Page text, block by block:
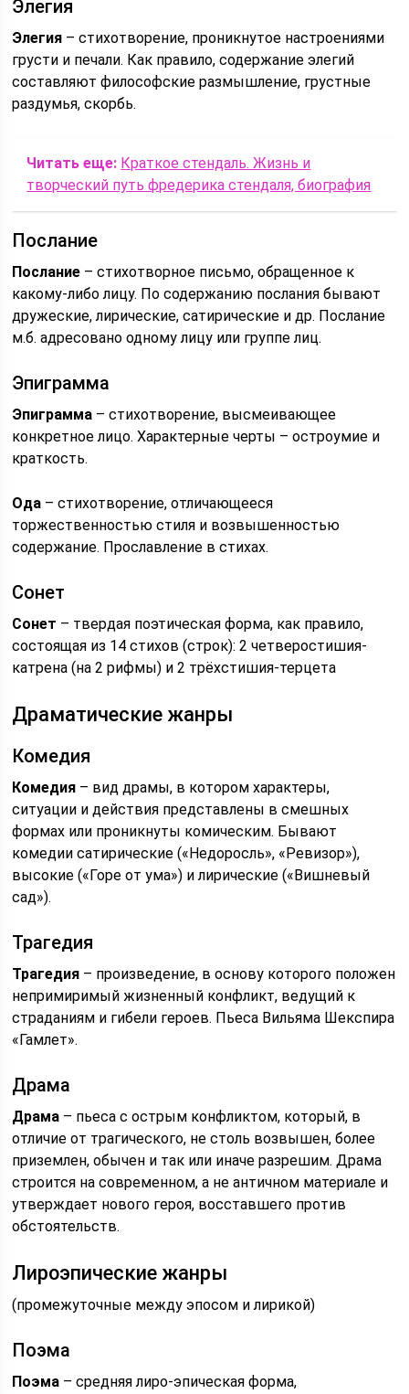
Элегия
Элегия – стихотворение, проникнутое настроениями
грусти и печали. Как правило, содержание элегий
составляют философские размышление, грустные
раздумья, скорбь.
Читать еще: Краткое стендаль. Жизнь и
творческий путь фредерика стендаля, биография
Послание
Послание – стихотворное письмо, обращенное к
какому-либо лицу. По содержанию послания бывают
дружеские, лирические, сатирические и др. Послание
м.б. адресовано одному лицу или группе лиц.
Эпиграмма
Эпиграмма – стихотворение, высмеивающее
конкретное лицо. Характерные черты – остроумие и
краткость.
Ода – стихотворение, отличающееся
торжественностью стиля и возвышенностью
содержание. Прославление в стихах.
Сонет
Сонет – твердая поэтическая форма, как правило,
состоящая из 14 стихов (строк): 2 четверостишия-
катрена (на 2 рифмы) и 2 трёхстишия-терцета
Драматические жанры
Комедия
Комедия – вид драмы, в котором характеры,
ситуации и действия представлены в смешных
формах или проникнуты комическим. Бывают
комедии сатирические («Недоросль», «Ревизор»),
высокие («Горе от ума») и лирические («Вишневый
сад»).
Трагедия
Трагедия – произведение, в основу которого положен
непримиримый жизненный конфликт, ведущий к
страданиям и гибели героев. Пьеса Вильяма Шекспира
«Гамлет».
Драма
Драма – пьеса с острым конфликтом, который, в
отличие от трагического, не столь возвышен, более
приземлен, обычен и так или иначе разрешим. Драма
строится на современном, а не античном материале и
утверждает нового героя, восставшего против
обстоятельств.
Лироэпические жанры
(промежуточные между эпосом и лирикой)
Поэма
Поэма – средняя лиро-эпическая форма,